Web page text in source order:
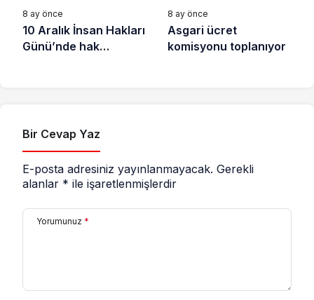
8 ay önce
10 Aralık İnsan Hakları
Günü’nde hak
8 ay önce
Asgari ücret
komisyonu toplanıyor
Bir Cevap Yaz
E-posta adresiniz yayınlanmayacak. Gerekli
alanlar * ile işaretlenmişlerdir
Yorumunuz *